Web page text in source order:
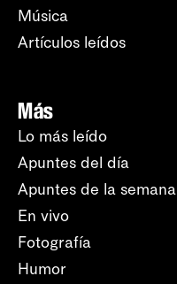
Música
Artículos leídos
Más
Lo más leído
Apuntes del día
Apuntes de la semana
En vivo
Fotografía
Humor